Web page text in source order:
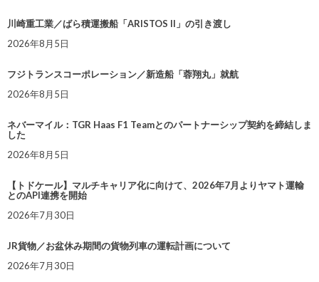
川崎重工業／ばら積運搬船「ARISTOS II」の引き渡し
2026年8月5日
フジトランスコーポレーション／新造船「蓉翔丸」就航
2026年8月5日
ネバーマイル：TGR Haas F1 Teamとのパートナーシップ契約を締結しま
した
2026年8月5日
【トドケール】マルチキャリア化に向けて、2026年7月よりヤマト運輸
とのAPI連携を開始
2026年7月30日
JR貨物／お盆休み期間の貨物列車の運転計画について
2026年7月30日